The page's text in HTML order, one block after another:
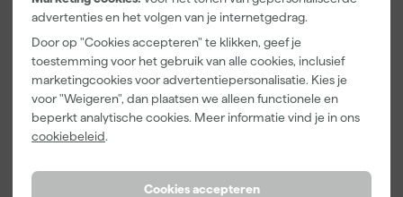
advertenties en het volgen van je internetgedrag.
Door op "Cookies accepteren" te klikken, geef je
toestemming voor het gebruik van alle cookies, inclusief
marketingcookies voor advertentiepersonalisatie. Kies je
voor "Weigeren", dan plaatsen we alleen functionele en
beperkt analytische cookies. Meer informatie vind je in ons
cookiebeleid.
Cookies accepteren
Little Greene
Absolute Matt
- op kleur
gemengd -
bezorgd
Kip Tape
3308-24
bezorgd
Go!Paint Roll
And Go
Verfbak -
bezorgd